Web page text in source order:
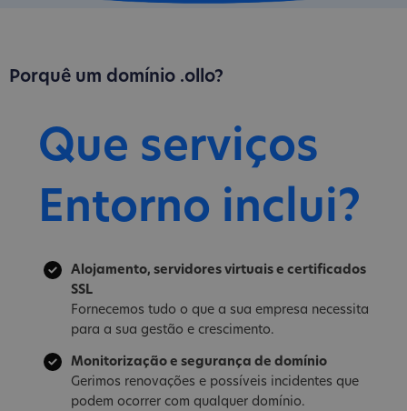
Porquê um domínio .ollo?
Que serviços
Entorno inclui?
Alojamento, servidores virtuais e certificados
SSL
Fornecemos tudo o que a sua empresa necessita
para a sua gestão e crescimento.
Monitorização e segurança de domínio
Gerimos renovações e possíveis incidentes que
podem ocorrer com qualquer domínio.